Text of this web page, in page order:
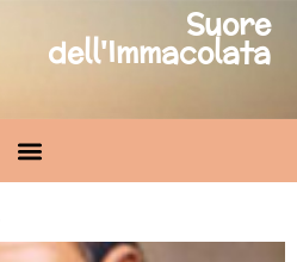
Suore
dell'Immacolata